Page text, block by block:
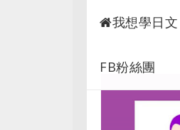
我想學日文
FB粉絲團